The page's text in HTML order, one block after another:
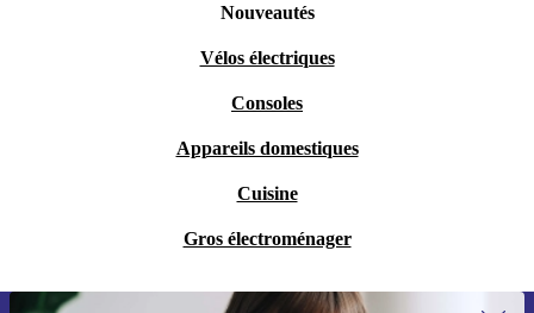
Nouveautés
Vélos électriques
Consoles
Appareils domestiques
Cuisine
Gros électroménager